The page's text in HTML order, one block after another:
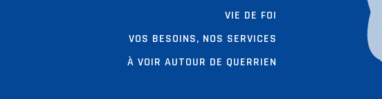
VIE DE FOI
VOS BESOINS, NOS SERVICES
À VOIR AUTOUR DE QUERRIEN